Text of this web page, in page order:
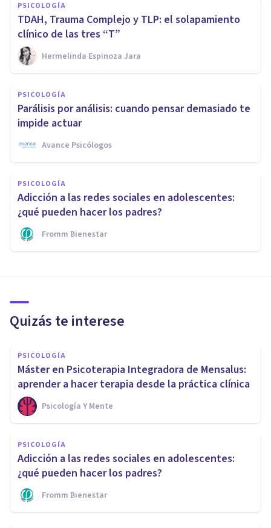
PSICOLOGÍA
TDAH, Trauma Complejo y TLP: el solapamiento
clínico de las tres “T”
Hermelinda Espinoza Jara
PSICOLOGÍA
Parálisis por análisis: cuando pensar demasiado te
impide actuar
Avance Psicólogos
PSICOLOGÍA
Adicción a las redes sociales en adolescentes:
¿qué pueden hacer los padres?
Fromm Bienestar
Quizás te interese
PSICOLOGÍA
Máster en Psicoterapia Integradora de Mensalus:
aprender a hacer terapia desde la práctica clínica
Psicología Y Mente
PSICOLOGÍA
Adicción a las redes sociales en adolescentes:
¿qué pueden hacer los padres?
Fromm Bienestar